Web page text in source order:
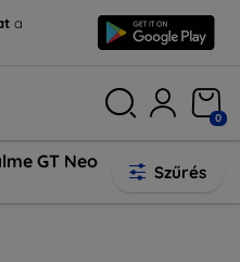
a
0
GT Neo
Szűrés